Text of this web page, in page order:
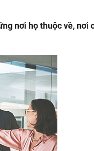
nơi họ thuộc về, nơi